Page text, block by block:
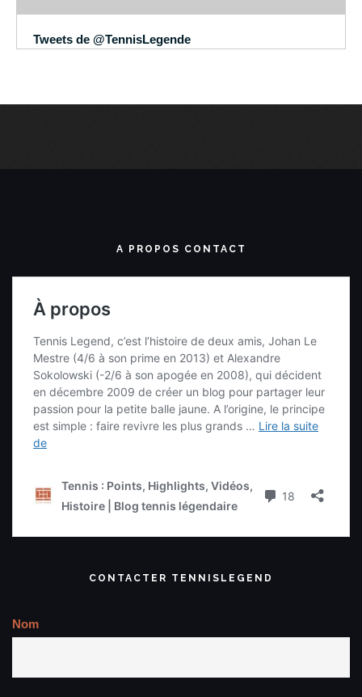
Tweets de @TennisLegende
A PROPOS CONTACT
CONTACTER TENNISLEGEND
Nom